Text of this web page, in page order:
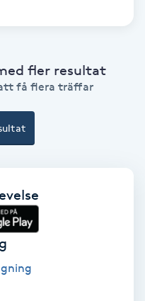
fler resultat
få flera träffar